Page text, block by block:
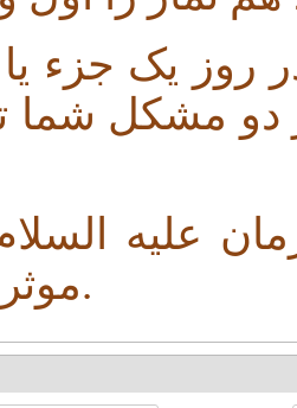
روز یک جزء
مشکل شما
علیه السلام
موثری می باشد.